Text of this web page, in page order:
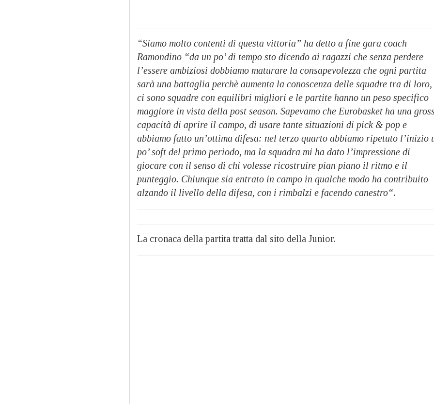
“Siamo molto contenti di questa vittoria” ha detto a fine gara coach
Ramondino “da un po’ di tempo sto dicendo ai ragazzi che senza perdere
l’essere ambiziosi dobbiamo maturare la consapevolezza che ogni partita
sarà una battaglia perchè aumenta la conoscenza delle squadre tra di loro,
ci sono squadre con equilibri migliori e le partite hanno un peso specifico
maggiore in vista della post season. Sapevamo che Eurobasket ha una
capacità di aprire il campo, di usare tante situazioni di pick & pop e
abbiamo fatto un’ottima difesa: nel terzo quarto abbiamo ripetuto l’inizio
po’ soft del primo periodo, ma la squadra mi ha dato l’impressione di
giocare con il senso di chi volesse ricostruire pian piano il ritmo e il
punteggio. Chiunque sia entrato in campo in qualche modo ha contribuito
alzando il livello della difesa, con i rimbalzi e facendo canestro“.
La cronaca della partita tratta dal sito della Junior.